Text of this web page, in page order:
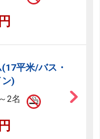
平米/バス・
ン)
2名